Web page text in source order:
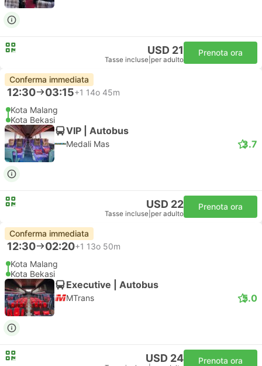
USD 21
Tasse incluse per adulto
Prenota ora
Conferma immediata
12:30 03:15+1 14o 45m
Kota Malang
Kota Bekasi
VIP | Autobus
Medali Mas 3.7
USD 22
Tasse incluse per adulto
Prenota ora
Conferma immediata
12:30 02:20+1 13o 50m
Kota Malang
Kota Bekasi
Executive | Autobus
MTrans 5.0
USD 24 Prenota ora